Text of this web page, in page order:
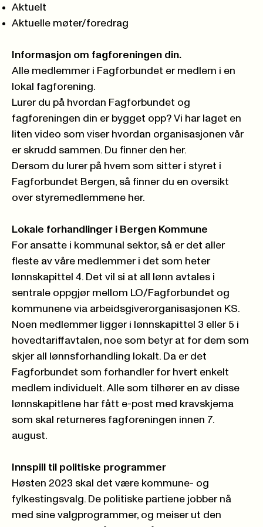
Aktuelt
Aktuelle møter/foredrag
Informasjon om fagforeningen din.
Alle medlemmer i Fagforbundet er medlem i en
lokal fagforening.
Lurer du på hvordan Fagforbundet og
fagforeningen din er bygget opp? Vi har laget en
liten video som viser hvordan organisasjonen vår
er skrudd sammen. Du finner den her.
Dersom du lurer på hvem som sitter i styret i
Fagforbundet Bergen, så finner du en oversikt
over styremedlemmene her.
Lokale forhandlinger i Bergen Kommune
For ansatte i kommunal sektor, så er det aller
fleste av våre medlemmer i det som heter
lønnskapittel 4. Det vil si at all lønn avtales i
sentrale oppgjør mellom LO/Fagforbundet og
kommunene via arbeidsgiverorganisasjonen KS.
Noen medlemmer ligger i lønnskapittel 3 eller 5 i
hovedtariffavtalen, noe som betyr at for dem som
skjer all lønnsforhandling lokalt. Da er det
Fagforbundet som forhandler for hvert enkelt
medlem individuelt. Alle som tilhører en av disse
lønnskapitlene har fått e-post med kravskjema
som skal returneres fagforeningen innen 7.
august.
Innspill til politiske programmer
Høsten 2023 skal det være kommune- og
fylkestingsvalg. De politiske partiene jobber nå
med sine valgprogrammer, og meiser ut den